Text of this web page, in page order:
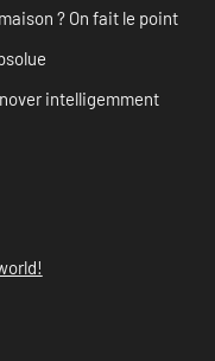
? On fait le point
intelligemment